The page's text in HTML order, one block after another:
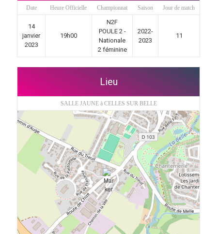
Date Heure Officielle Championnat Saison Jour de match
14
janvier
2023
19h00
N2F
POULE 2 -
Nationale
2 féminine
2022-
2023
11
Lieu
SALLE JAUNE à CELLES SUR BELLE